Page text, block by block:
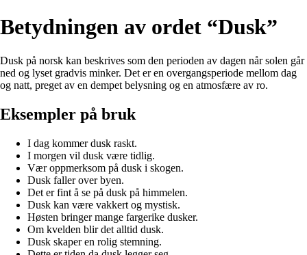
Betydningen av ordet “Dusk”
Dusk på norsk kan beskrives som den perioden av dagen når solen går
ned og lyset gradvis minker. Det er en overgangsperiode mellom dag
og natt, preget av en dempet belysning og en atmosfære av ro.
Eksempler på bruk
I dag kommer dusk raskt.
I morgen vil dusk være tidlig.
Vær oppmerksom på dusk i skogen.
Dusk faller over byen.
Det er fint å se på dusk på himmelen.
Dusk kan være vakkert og mystisk.
Høsten bringer mange fargerike dusker.
Om kvelden blir det alltid dusk.
Dusk skaper en rolig stemning.